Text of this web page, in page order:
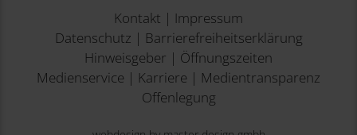
Kontakt | Impressum
Datenschutz | Barrierefreiheitserklärung
Hinweisgeber | Öffnungszeiten
Medienservice | Karriere | Medientransparenz
Offenlegung